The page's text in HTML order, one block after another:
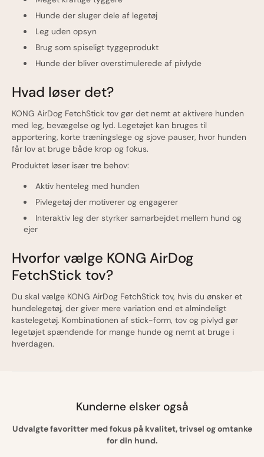
Hunde der sluger dele af legetøj
Leg uden opsyn
Brug som spiseligt tyggeprodukt
Hunde der bliver overstimulerede af pivlyde
Hvad løser det?
KONG AirDog FetchStick tov gør det nemt at aktivere hunden
med leg, bevægelse og lyd. Legetøjet kan bruges til
apportering, korte træningslege og sjove pauser, hvor hunden
får lov at bruge både krop og fokus.
Produktet løser især tre behov:
Aktiv henteleg med hunden
Pivlegetøj der motiverer og engagerer
Interaktiv leg der styrker samarbejdet mellem hund og
ejer
Hvorfor vælge KONG AirDog
FetchStick tov?
Du skal vælge KONG AirDog FetchStick tov, hvis du ønsker et
hundelegetøj, der giver mere variation end et almindeligt
kastelegetøj. Kombinationen af stick-form, tov og pivlyd gør
legetøjet spændende for mange hunde og nemt at bruge i
hverdagen.
Kunderne elsker også
Udvalgte favoritter med fokus på kvalitet, trivsel og omtanke
for din hund.